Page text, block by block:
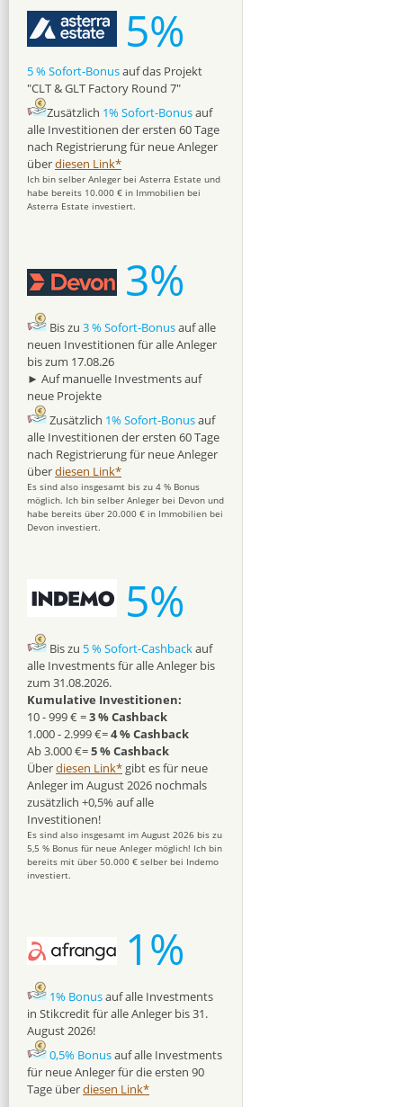
5%
5 % Sofort-Bonusauf das Projekt
"CLT & GLT Factory Round 7"
Zusätzlich 1% Sofort-Bonusauf
alle Investitionen der ersten 60 Tage
nach Registrierung für neue Anleger
überdiesen Link*
Ich bin selber Anleger bei Asterra Estate und
habe bereits 10.000 € in Immobilien bei
Asterra Estate investiert.
3%
Bis zu 3 % Sofort-Bonusauf alle
neuen Investitionen für alle Anleger
bis zum 17.08.26
► Auf manuelle Investments auf
neue Projekte
Zusätzlich 1% Sofort-Bonusauf
alle Investitionen der ersten 60 Tage
nach Registrierung für neue Anleger
überdiesen Link*
Es sind also insgesamt bis zu 4 % Bonus
möglich. Ich bin selber Anleger bei Devon und
habe bereits über 20.000 € in Immobilien bei
Devon investiert.
5%
Bis zu 5 % Sofort-Cashbackauf
alle Investments für alle Anleger bis
zum 31.08.2026.
Kumulative Investitionen:
10 - 999 € =3 % Cashback
1.000 - 2.999 €=4 % Cashback
Ab 3.000 €=5 % Cashback
Überdiesen Link* gibt es für neue
Anleger im August 2026 nochmals
zusätzlich +0,5% auf alle
Investitionen!
Es sind also insgesamt im August 2026 bis zu
5,5 % Bonus für neue Anleger möglich! Ich bin
bereits mit über 50.000 € selber bei Indemo
investiert.
1%
1% Bonusauf alle Investments
in Stikcredit für alle Anleger bis 31.
August 2026!
0,5% Bonusauf alle Investments
für neue Anleger für die ersten 90
Tage überdiesen Link*